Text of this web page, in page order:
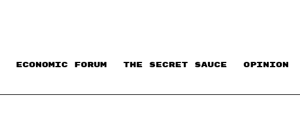
ECONOMIC FORUM THE SECRET SAUCE​ OPINION